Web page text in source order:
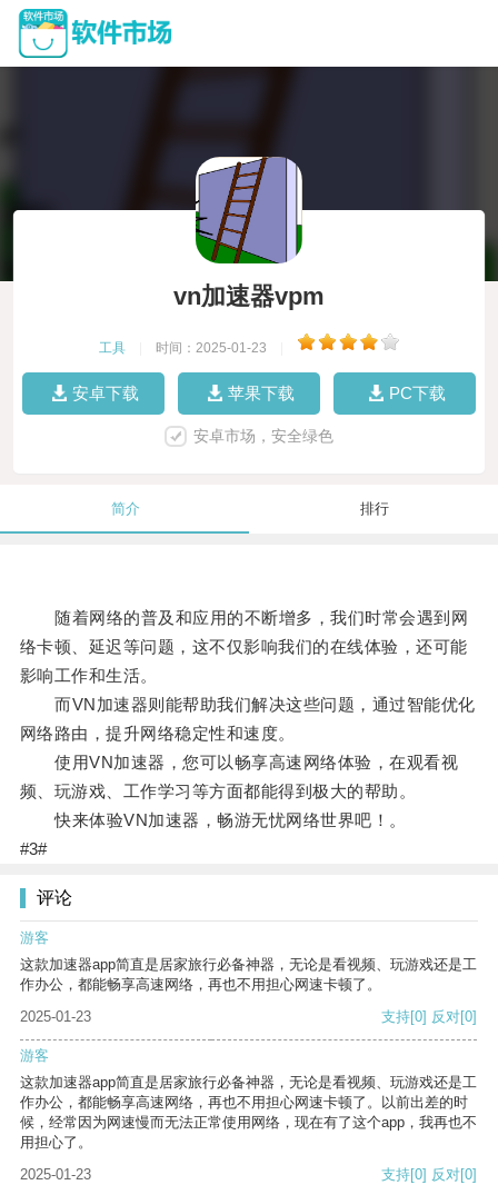
vn加速器vpm
工具 时间：2025-01-23
安卓下载 苹果下载 PC下载
安卓市场，安全绿色
简介 排行
随着网络的普及和应用的不断增多，我们时常会遇到网
络卡顿、延迟等问题，这不仅影响我们的在线体验，还可能
影响工作和生活。
而VN加速器则能帮助我们解决这些问题，通过智能优化
网络路由，提升网络稳定性和速度。
使用VN加速器，您可以畅享高速网络体验，在观看视
频、玩游戏、工作学习等方面都能得到极大的帮助。
快来体验VN加速器，畅游无忧网络世界吧！。
#3#
评论
游客
这款加速器app简直是居家旅行必备神器，无论是看视频、玩游戏还是工
作办公，都能畅享高速网络，再也不用担心网速卡顿了。
2025-01-23
支持[0] 反对[0]
游客
这款加速器app简直是居家旅行必备神器，无论是看视频、玩游戏还是工
作办公，都能畅享高速网络，再也不用担心网速卡顿了。以前出差的时
候，经常因为网速慢而无法正常使用网络，现在有了这个app，我再也不
用担心了。
2025-01-23
支持[0] 反对[0]